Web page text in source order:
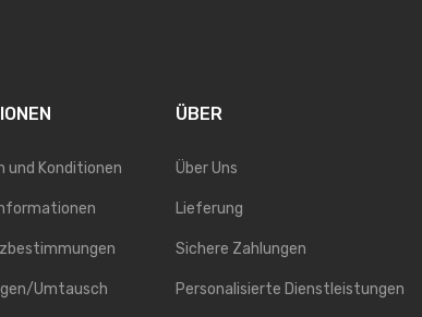
und Konditionen
Umtausch
ÜBER
Über Uns
Lieferung
Sichere Zahlungen
Personalisierte Dienstleistungen